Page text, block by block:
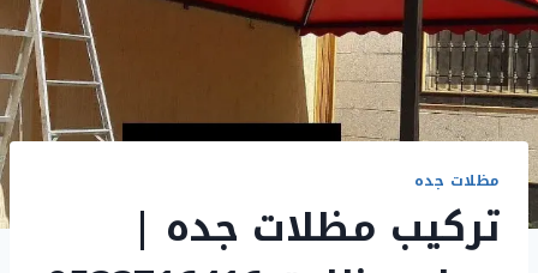
مظلات جده
تركيب مظلات جده |